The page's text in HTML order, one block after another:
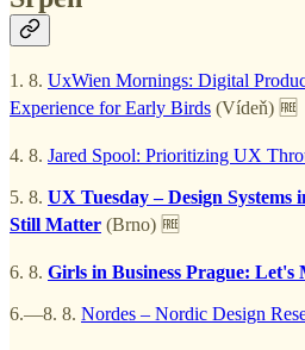
1. 8. UxWien Mornings: Digital
Experience for Early Birds (Vídeň) 🆓
4. 8. Jared Spool: Prioritizing UX
5. 8. UX Tuesday – Design
Still Matter (Brno) 🆓
6. 8. Girls in Business Prague: Let's
6.—8. 8. Nordes – Nordic Design